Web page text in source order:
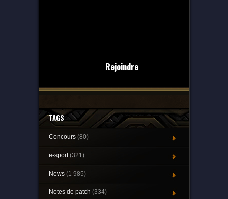
Rejoindre
TAGS
Concours (80)
e-sport(321)
News (1 985)
Notes de patch (334)